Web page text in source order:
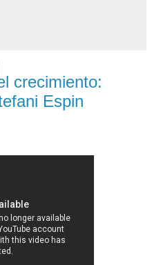
crecimiento:
Espin